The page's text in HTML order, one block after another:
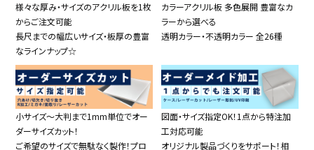
様々な厚み・サイズのアクリル板を1枚
からご注文可能
長尺までの幅広いサイズ・板厚の豊富
なラインナップ☆
カラーアクリル板 多色展開 豊富なカ
ラーから選べる
透明カラー・不透明カラー 全26種
小サイズ～大判まで1mm単位でオー
ダーサイズカット！
ご希望のサイズで無駄なく製作！プロ
図面・サイズ指定OK！1点から特注加
工対応可能
オリジナル製品づくりをサポート！相